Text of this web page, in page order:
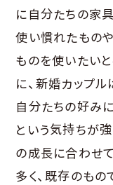
に自分たちの家
使い慣れたもの
ものを使いたい
に、新婚カップル
自分たちの好み
という気持ちが
の成長に合わせ
多く、既存のもの